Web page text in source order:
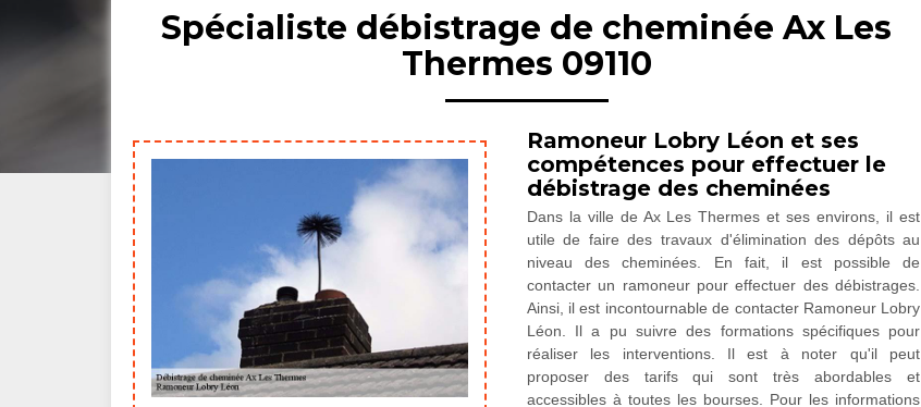
Spécialiste débistrage de cheminée Ax Les
Thermes 09110
Ramoneur Lobry Léon et ses
compétences pour effectuer le
débistrage des cheminées
Dans la ville de Ax Les Thermes et ses environs, il est
utile de faire des travaux d'élimination des dépôts au
niveau des cheminées. En fait, il est possible de
contacter un ramoneur pour effectuer des débistrages.
Ainsi, il est incontournable de contacter Ramoneur Lobry
Léon. Il a pu suivre des formations spécifiques pour
réaliser les interventions. Il est à noter qu'il peut
proposer des tarifs qui sont très abordables et
accessibles à toutes les bourses. Pour les informations